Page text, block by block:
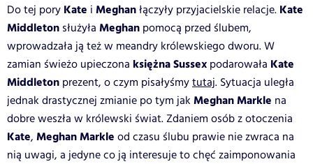
Do tej pory Kate i Meghanłączyły przyjacielskie relacje. Kate
Middleton służyła Meghan pomocą przed ślubem,
wprowadzała ją też w meandry królewskiego dworu. W
zamian świeżo upieczona księżna Sussex podarowała Kate
Middleton prezent, o czym pisałyśmytutaj. Sytuacja uległa
jednak drastycznej zmianie po tym jak Meghan Markle na
dobre weszła w królewski świat. Zdaniem osób z otoczenia
Kate, Meghan Markle od czasu ślubu prawie nie zwraca na
nią uwagi, a jedyne co ją interesuje to chęć zaimponowania